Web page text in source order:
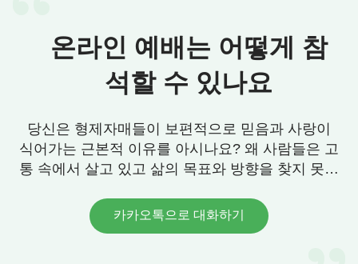
님을 따르는 많은 형제자매도 하나님의 이 말씀을 깊
이 느끼고 진리를 추구하는 것과 실행하는 것을 최우
선 순위에 두며 자신의 삶을 모두 하나님께 맡겼습니
다. 일이 술술 풀릴 때면 하나님께서 준비해 주신 것
이 정말 많다는 것을 알게 되고 심지어는 우리가 생
각한 것보다 훨씬 넘쳐난다는 것을 알게 되었습니다.
우리는 무엇을 위해 일을 할까
온라인 예배는 어떻게 참
석할 수 있나요
당신은 형제자매들이 보편적으로 믿음과 사랑이
식어가는 근본적 이유를 아시나요? 왜 사람들은 고
통 속에서 살고 있고 삶의 목표와 방향을 찾지 못할
카카오톡으로 대화하기